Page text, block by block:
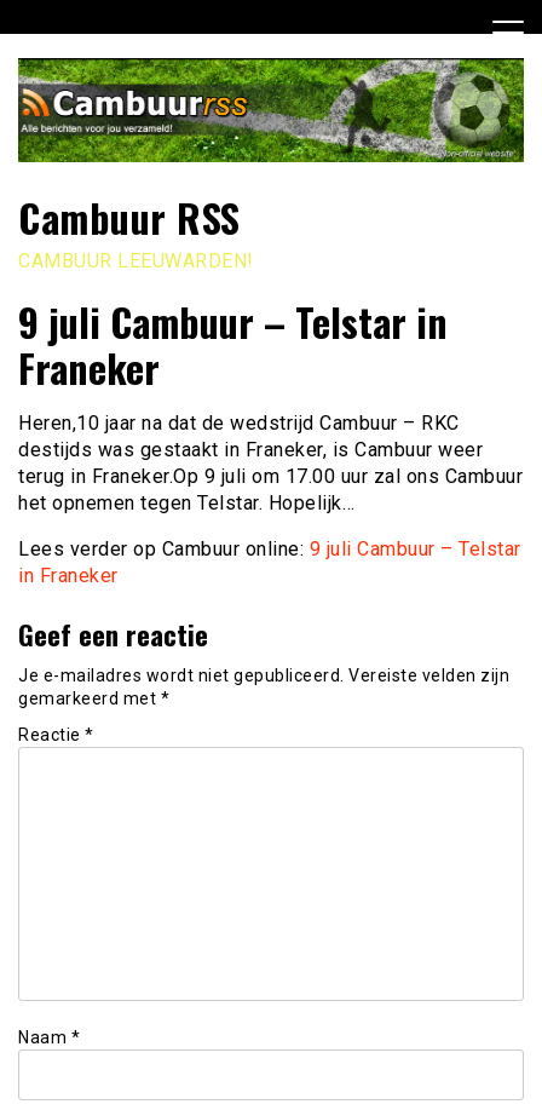
naar
inhoud
Cambuur RSS
CAMBUUR LEEUWARDEN!
9 juli Cambuur – Telstar in
Franeker
Heren,10 jaar na dat de wedstrijd Cambuur – RKC
destijds was gestaakt in Franeker, is Cambuur weer
terug in Franeker.Op 9 juli om 17.00 uur zal ons Cambuur
het opnemen tegen Telstar. Hopelijk…
Lees verder op Cambuur online: 9 juli Cambuur – Telstar
in Franeker
Geef een reactie
Je e-mailadres wordt niet gepubliceerd. Vereiste velden zijn
gemarkeerd met *
Reactie *
Naam *